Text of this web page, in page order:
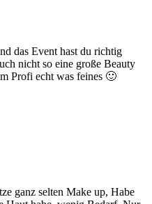
das Event hast du richtig
nicht so eine große Beauty
Profi echt was feines 🙂
ganz selten Make up, Habe